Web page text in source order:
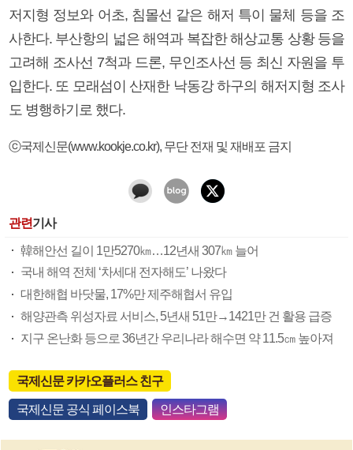
저지형 정보와 어초, 침몰선 같은 해저 특이 물체 등을 조
사한다. 부산항의 넓은 해역과 복잡한 해상교통 상황 등을
고려해 조사선 7척과 드론, 무인조사선 등 최신 자원을 투
입한다. 또 모래섬이 산재한 낙동강 하구의 해저지형 조사
도 병행하기로 했다.
ⓒ국제신문(www.kookje.co.kr), 무단 전재 및 재배포 금지
관련기사
韓해안선 길이 1만5270㎞…12년새 307㎞ 늘어
국내 해역 전체 ‘차세대 전자해도’ 나왔다
대한해협 바닷물, 17%만 제주해협서 유입
해양관측 위성자료 서비스, 5년새 51만→1421만 건 활용 급증
지구 온난화 등으로 36년간 우리나라 해수면 약 11.5㎝ 높아져
국제신문 카카오플러스 친구
국제신문 공식 페이스북 인스타그램